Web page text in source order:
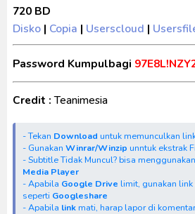
720 BD
Disko | Copia | Userscloud |
Password Kumpulbagi
Credit : Teanimesia
- Tekan Download untuk memunculkan
- Gunakan Winrar/Winzip unntuk ekstrak
- Subtitle Tidak Muncul? bisa menggunakan
Media Player
- Apabila Google Drive limit, gunakan
seperti Googleshare
- Apabila linkmati, harap lapor di